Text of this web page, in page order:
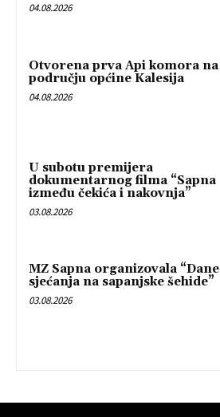
04.08.2026
Otvorena prva Api komora na
području općine Kalesija
04.08.2026
U subotu premijera
dokumentarnog filma “Sapna
između čekića i nakovnja”
03.08.2026
MZ Sapna organizovala “Dane
sjećanja na sapanjske šehide”
03.08.2026